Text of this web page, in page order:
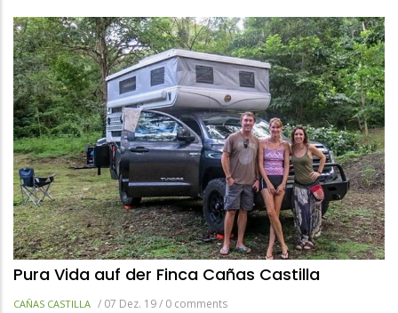
Pura Vida auf der Finca Cañas Castilla
CAÑAS CASTILLA / 07 Dez. 19/ 0 comments